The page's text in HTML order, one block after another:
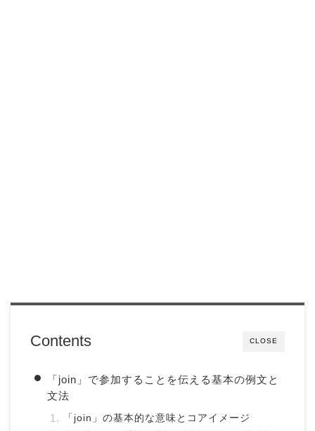
CLOSE
Contents
「join」で参加することを伝える基本の例文と
文法
「join」の基本的な意味とコアイメージ